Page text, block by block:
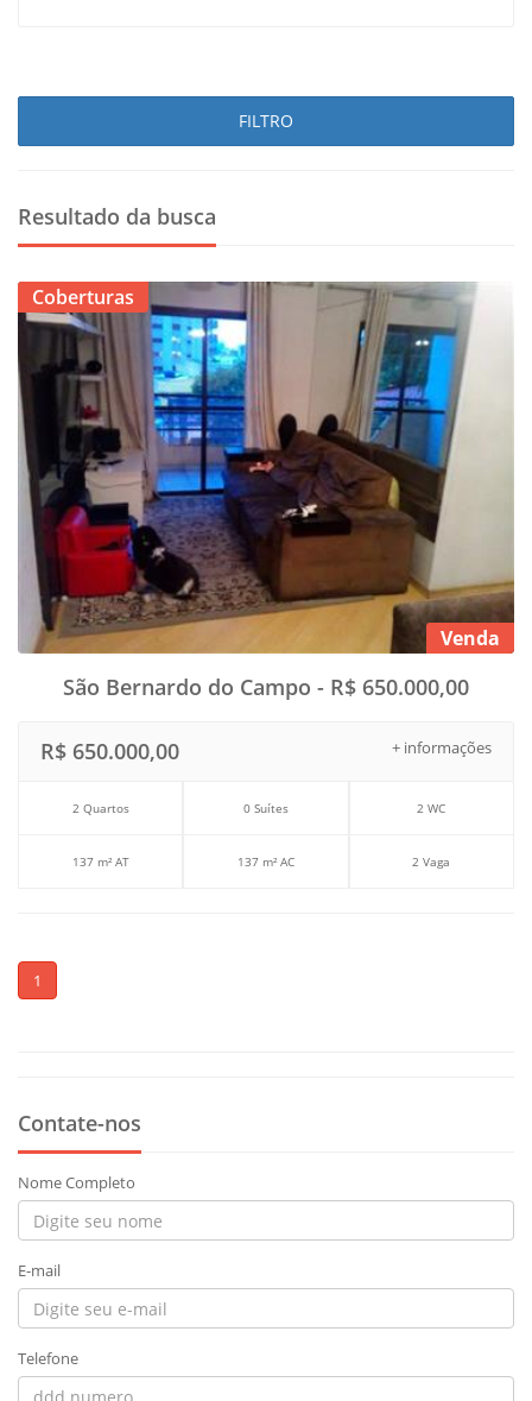
FILTRO
Resultado da busca
Coberturas
Venda
São Bernardo do Campo - R$ 650.000,00
+ informações
R$ 650.000,00
2 Quartos 0 Suítes 2 WC
137 m² AT 137 m² AC 2 Vaga
1
Contate-nos
Nome Completo
E-mail
Telefone